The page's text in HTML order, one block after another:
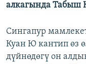
алкагында Табыш
Сингапур
Куан Ю кантип өз
дүйнөдөгү он